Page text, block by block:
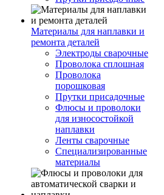
Материалы для наплавки и
ремонта деталей
Электроды сварочные
Проволока сплошная
Проволока
порошковая
Прутки присадочные
Флюсы и проволоки
для износостойкой
наплавки
Ленты сварочные
Специализированные
материалы